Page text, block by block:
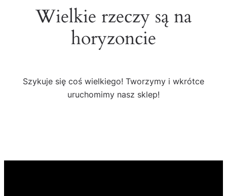
Wielkie rzeczy są na
horyzoncie
Szykuje się coś wielkiego! Tworzymy i wkrótce
uruchomimy nasz sklep!